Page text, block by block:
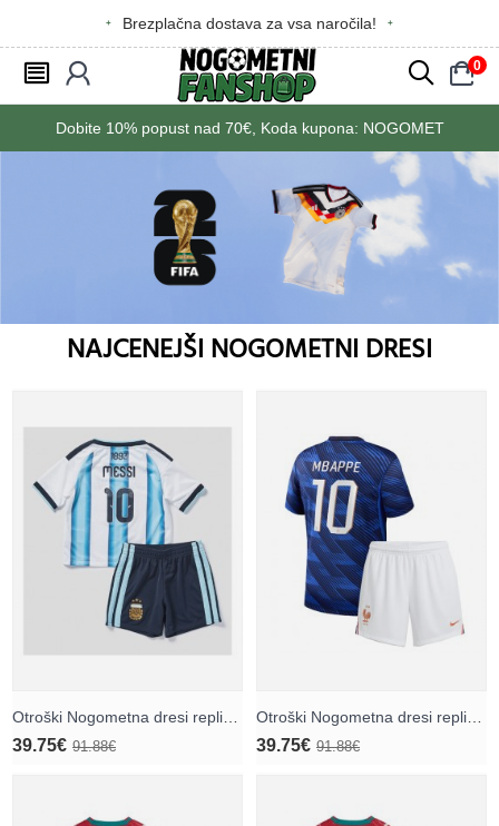
Brezplačna dostava za vsa naročila!
󰂩 󰃳 󰂨 0
󰃠
Dobite 10%popust nad 70€, Koda kupona: NOGOMET
NAJCENEJŠI NOGOMETNI DRESI
Otroški Nogometna dresi replika Argentina Lionel Messi #10 Domači SP 2026 Kratek rokav (+ hlače)
39.75€ 91.88€
Otroški Nogometna dresi replika Francija Kylian Mbappe #10 Domači SP 2026 Kratek rokav (+ hlače)
39.75€ 91.88€